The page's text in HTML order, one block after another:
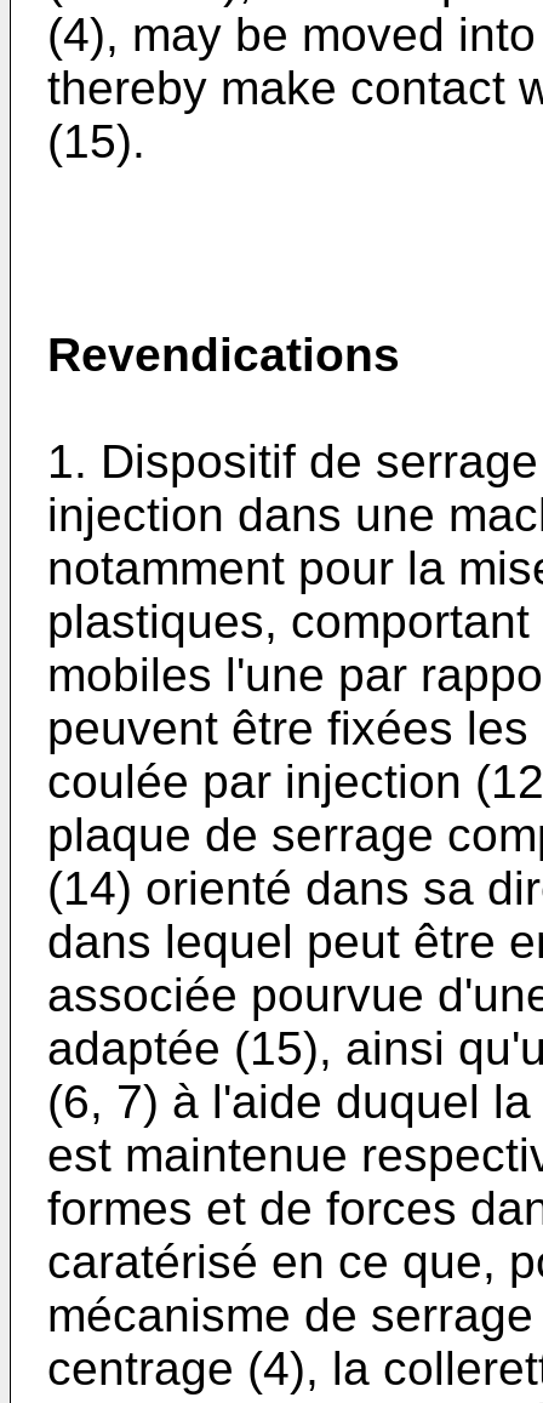
(4), may be moved
thereby make contact
(15).
Revendications
1. Dispositif de
injection dans une
notamment pour la
plastiques,
mobiles l'une par
peuvent être fixées
coulée par injection
plaque de serrage
(14) orienté dans sa
dans lequel peut être
associée pourvue
adaptée (15), ainsi
(6, 7) à l'aide duquel
est maintenue
formes et de forces
caratérisé en ce que,
mécanisme de
centrage (4), la